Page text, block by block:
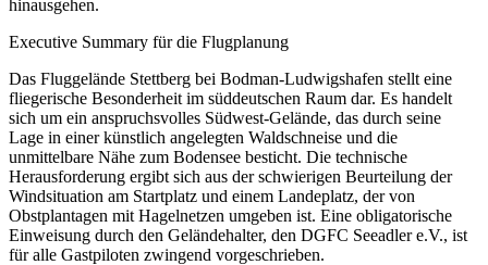
hinausgehen.
Executive Summary für die Flugplanung
Das Fluggelände Stettberg bei Bodman-Ludwigshafen stellt eine
fliegerische Besonderheit im süddeutschen Raum dar. Es handelt
sich um ein anspruchsvolles Südwest-Gelände, das durch seine
Lage in einer künstlich angelegten Waldschneise und die
unmittelbare Nähe zum Bodensee besticht. Die technische
Herausforderung ergibt sich aus der schwierigen Beurteilung der
Windsituation am Startplatz und einem Landeplatz, der von
Obstplantagen mit Hagelnetzen umgeben ist. Eine obligatorische
Einweisung durch den Geländehalter, den DGFC Seeadler e.V., ist
für alle Gastpiloten zwingend vorgeschrieben.